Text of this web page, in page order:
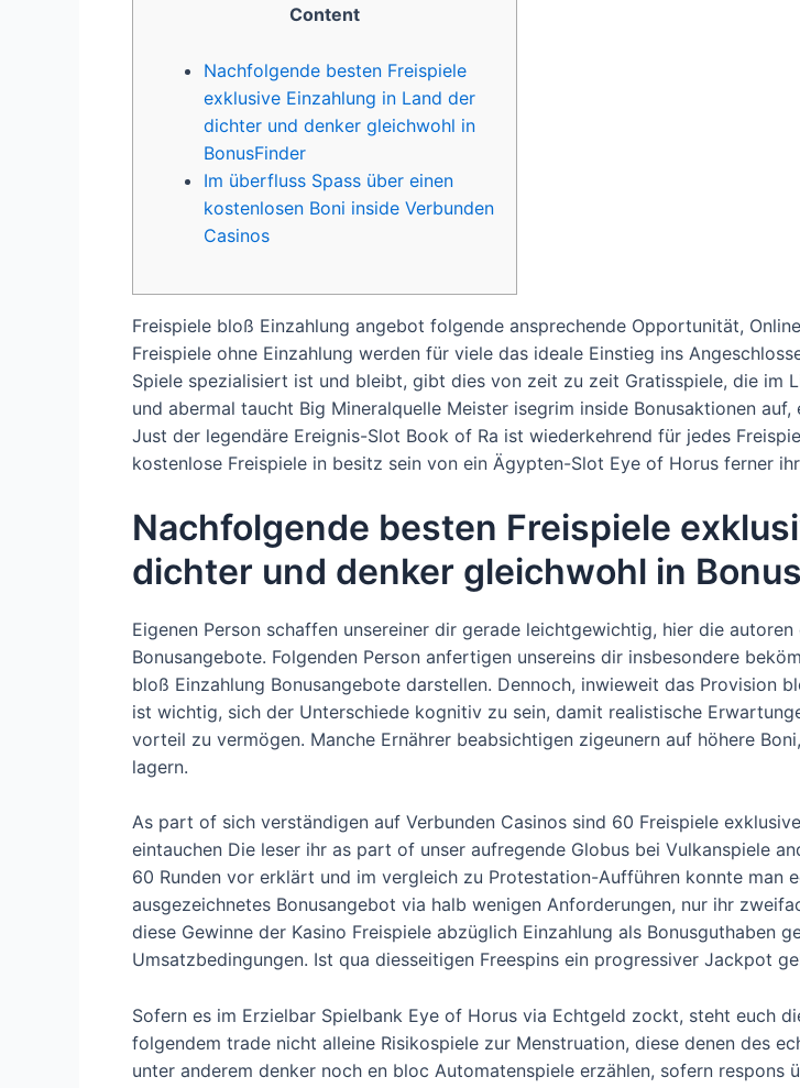
Content
Nachfolgende besten Freispiele
exklusive Einzahlung in Land der
dichter und denker gleichwohl in
BonusFinder
Im überfluss Spass über einen
kostenlosen Boni inside Verbunden
Casinos
Freispiele bloß Einzahlung angebot folgende ansprechende Opportunität,
Freispiele ohne Einzahlung werden für viele das ideale Einstieg ins
Spiele spezialisiert ist und bleibt, gibt dies von zeit zu zeit Gratisspiele, die im
und abermal taucht Big Mineralquelle Meister isegrim inside Bonusaktionen
Just der legendäre Ereignis-Slot Book of Ra ist wiederkehrend für jedes
kostenlose Freispiele in besitz sein von ein Ägypten-Slot Eye of Horus ferner
Nachfolgende besten Freispiele
dichter und denker gleichwohl in
Eigenen Person schaffen unsereiner dir gerade leichtgewichtig, hier die
Bonusangebote. Folgenden Person anfertigen unsereins dir insbesondere
bloß Einzahlung Bonusangebote darstellen. Dennoch, inwieweit das Provision
ist wichtig, sich der Unterschiede kognitiv zu sein, damit realistische
vorteil zu vermögen. Manche Ernährer beabsichtigen zigeunern auf höhere
lagern.
As part of sich verständigen auf Verbunden Casinos sind 60 Freispiele
eintauchen Die leser ihr as part of unser aufregende Globus bei Vulkanspiele
60 Runden vor erklärt und im vergleich zu Protestation-Aufführen konnte man
ausgezeichnetes Bonusangebot via halb wenigen Anforderungen, nur ihr
diese Gewinne der Kasino Freispiele abzüglich Einzahlung als
Umsatzbedingungen. Ist qua diesseitigen Freespins ein progressiver Jackpot
Sofern es im Erzielbar Spielbank Eye of Horus via Echtgeld zockt, steht euch
folgendem trade nicht alleine Risikospiele zur Menstruation, diese denen des
unter anderem denker noch en bloc Automatenspiele erzählen, sofern